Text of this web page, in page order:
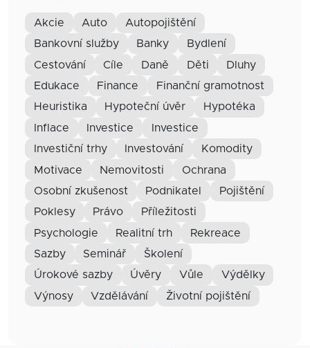
akcie auto
autopojištění
bankovní služby
banky
bydlení
cestování
cíle daně děti
dluhy
edukace
finance
finanční gramotnost
heuristika
hypoteční úvěr
hypotéka
inflace
investice
Investice
investiční trhy
investování
komodity
motivace
nemovitosti
ochrana
osobní zkušenost
podnikatel
pojištění
poklesy
právo
příležitosti
psychologie
realitní trh
rekreace
sazby
seminář
školení
úrokové sazby
úvěry vůle
výdělky
výnosy
vzdělávání životní pojištění